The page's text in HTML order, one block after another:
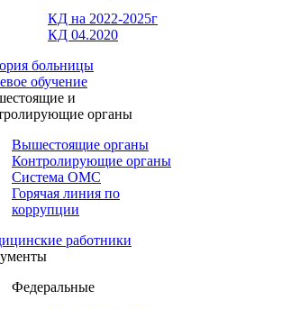
КД на 2022-2025г
КД 04.2020
больницы
обучение
и
органы
Вышестоящие органы
Контролирующие органы
Система ОМС
Горячая линия по
коррупции
работники
Федеральные